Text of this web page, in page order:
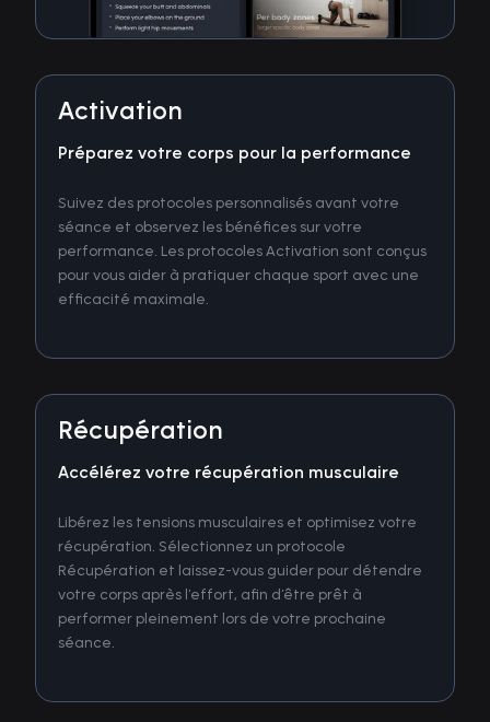
Activation
Préparez votre corps pour la performance
Suivez des protocoles personnalisés avant votre
séance et observez les bénéfices sur votre
performance. Les protocoles Activation sont conçus
pour vous aider à pratiquer chaque sport avec une
efficacité maximale.
Récupération
Accélérez votre récupération musculaire
Libérez les tensions musculaires et optimisez votre
récupération. Sélectionnez un protocole
Récupération et laissez-vous guider pour détendre
votre corps après l’effort, afin d’être prêt à
performer pleinement lors de votre prochaine
séance.